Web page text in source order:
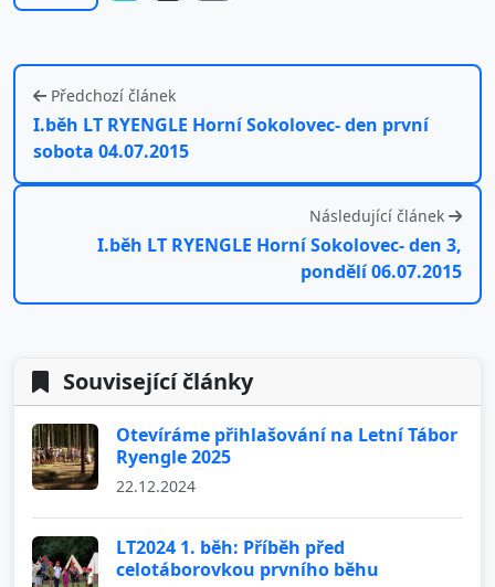
Předchozí článek
I.běh LT RYENGLE Horní Sokolovec- den první
sobota 04.07.2015
Následující článek
I.běh LT RYENGLE Horní Sokolovec- den 3,
pondělí 06.07.2015
Související články
Otevíráme přihlašování na Letní Tábor
Ryengle 2025
22.12.2024
LT2024 1. běh: Příběh před
celotáborovkou prvního běhu